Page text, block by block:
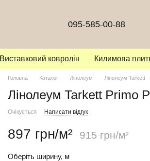
095-585-00-88
Виставковий ковролін Килимова
Головна Каталог Лінолеум Лінолеум Tarkett
Лінолеум Tarkett Primo
Очікується Написати відгук
897 грн/м² 915 грн/м²
Oберіть ширину, м